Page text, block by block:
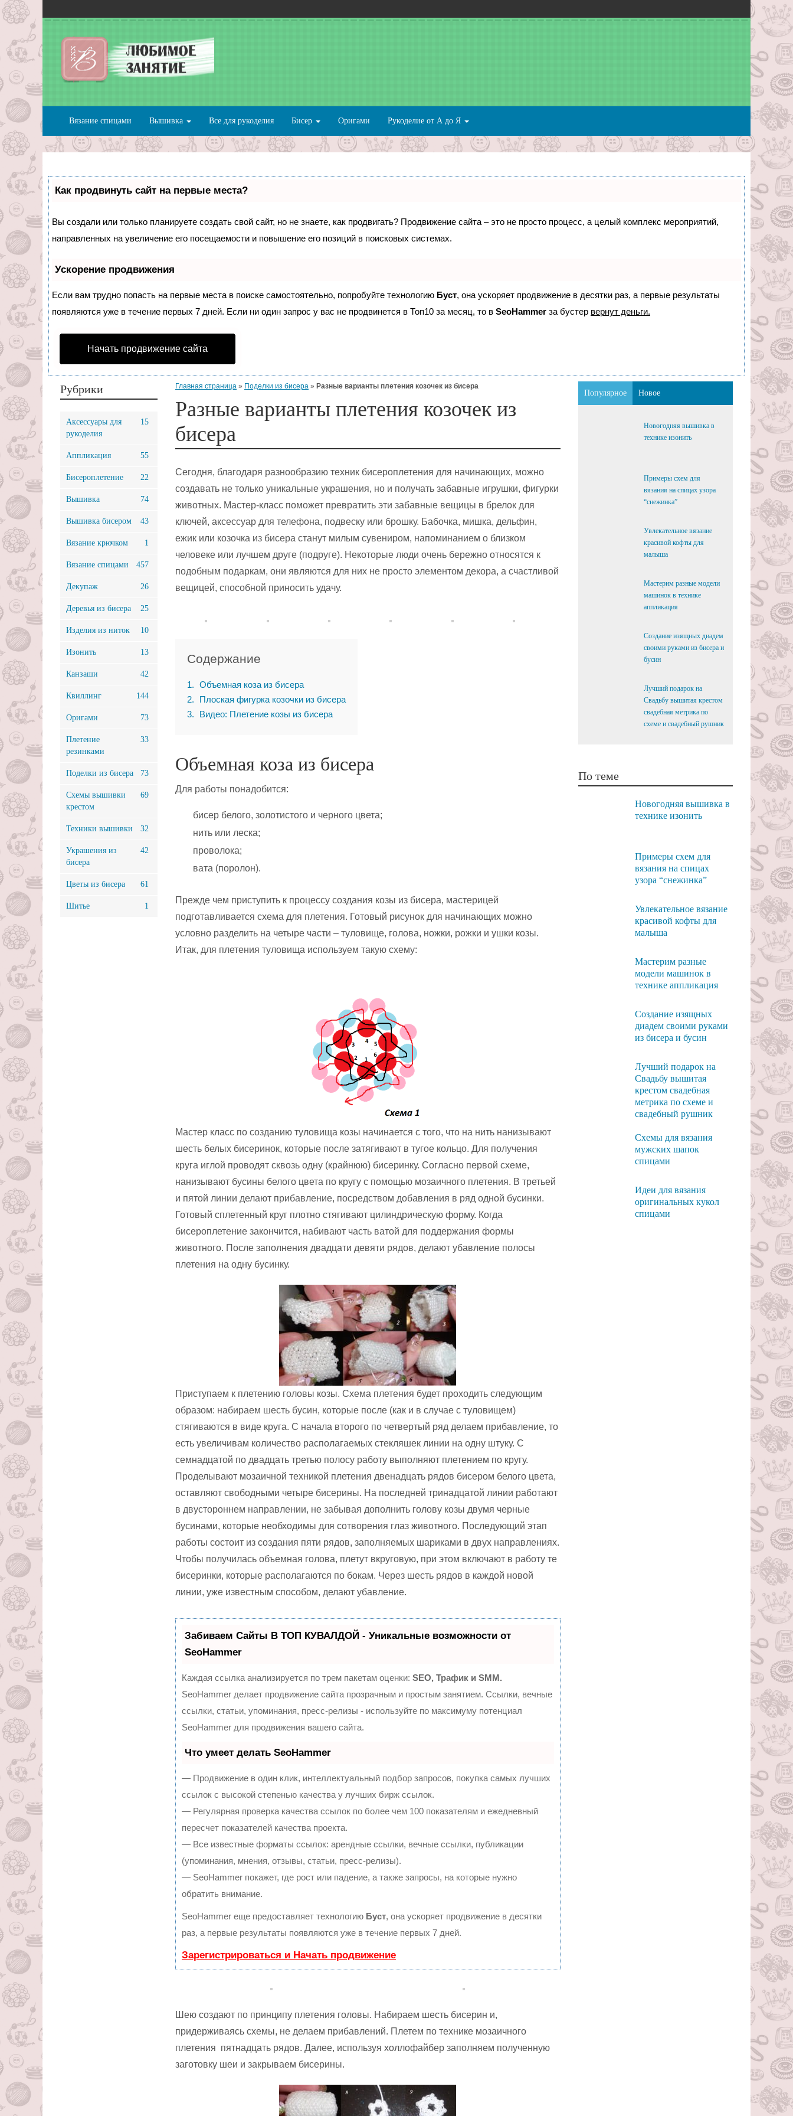
Вязание спицами Вышивка Все для рукоделия Бисер Оригами Рукоделие от А до Я
Как продвинуть сайт на первые места?
Вы создали или только планируете создать свой сайт, но не знаете, как продвигать? Продвижение сайта – это не просто процесс, а целый комплекс мероприятий,
направленных на увеличение его посещаемости и повышение его позиций в поисковых системах.
Ускорение продвижения
Если вам трудно попасть на первые места в поиске самостоятельно, попробуйте технологию Буст, она ускоряет продвижение в десятки раз, а первые результаты
появляются уже в течение первых 7 дней. Если ни один запрос у вас не продвинется в Топ10 за месяц, то в SeoHammer за бустер вернут деньги.
Начать продвижение сайта
Главная страница » Поделки из бисера » Разные варианты плетения козочек из бисера
Разные варианты плетения козочек из
бисера
Сегодня, благодаря разнообразию техник бисероплетения для начинающих, можно
создавать не только уникальные украшения, но и получать забавные игрушки, фигурки
животных. Мастер-класс поможет превратить эти забавные вещицы в брелок для
ключей, аксессуар для телефона, подвеску или брошку. Бабочка, мишка, дельфин,
ежик или козочка из бисера станут милым сувениром, напоминанием о близком
человеке или лучшем друге (подруге). Некоторые люди очень бережно относятся к
подобным подаркам, они являются для них не просто элементом декора, а счастливой
вещицей, способной приносить удачу.
Содержание
1
Объемная коза из бисера
2
Плоская фигурка козочки из бисера
3
Видео: Плетение козы из бисера
Объемная коза из бисера
Для работы понадобится:
бисер белого, золотистого и черного цвета;
нить или леска;
проволока;
вата (поролон).
Прежде чем приступить к процессу создания козы из бисера, мастерицей
подготавливается схема для плетения. Готовый рисунок для начинающих можно
условно разделить на четыре части – туловище, голова, ножки, рожки и ушки козы.
Итак, для плетения туловища используем такую схему:
Мастер класс по созданию туловища козы начинается с того, что на нить нанизывают
шесть белых бисеринок, которые после затягивают в тугое кольцо. Для получения
круга иглой проводят сквозь одну (крайнюю) бисеринку. Согласно первой схеме,
нанизывают бусины белого цвета по кругу с помощью мозаичного плетения. В третьей
и пятой линии делают прибавление, посредством добавления в ряд одной бусинки.
Готовый сплетенный круг плотно стягивают цилиндрическую форму. Когда
бисероплетение закончится, набивают часть ватой для поддержания формы
животного. После заполнения двадцати девяти рядов, делают убавление полосы
плетения на одну бусинку.
Приступаем к плетению головы козы. Схема плетения будет проходить следующим
образом: набираем шесть бусин, которые после (как и в случае с туловищем)
стягиваются в виде круга. С начала второго по четвертый ряд делаем прибавление, то
есть увеличивам количество располагаемых стекляшек линии на одну штуку. С
семнадцатой по двадцать третью полосу работу выполняют плетением по кругу.
Проделывают мозаичной техникой плетения двенадцать рядов бисером белого цвета,
оставляют свободными четыре бисерины. На последней тринадцатой линии работают
в двустороннем направлении, не забывая дополнить голову козы двумя черные
бусинами, которые необходимы для сотворения глаз животного. Последующий этап
работы состоит из создания пяти рядов, заполняемых шариками в двух направлениях.
Чтобы получилась объемная голова, плетут вкруговую, при этом включают в работу те
бисеринки, которые располагаются по бокам. Через шесть рядов в каждой новой
линии, уже известным способом, делают убавление.
Забиваем Сайты В ТОП КУВАЛДОЙ - Уникальные возможности от
SeoHammer
Каждая ссылка анализируется по трем пакетам оценки: SEO, Трафик и SMM.
SeoHammer делает продвижение сайта прозрачным и простым занятием. Ссылки, вечные
ссылки, статьи, упоминания, пресс-релизы - используйте по максимуму потенциал
SeoHammer для продвижения вашего сайта.
Что умеет делать SeoHammer
— Продвижение в один клик, интеллектуальный подбор запросов, покупка самых лучших
ссылок с высокой степенью качества у лучших бирж ссылок.
— Регулярная проверка качества ссылок по более чем 100 показателям и ежедневный
пересчет показателей качества проекта.
— Все известные форматы ссылок: арендные ссылки, вечные ссылки, публикации
(упоминания, мнения, отзывы, статьи, пресс-релизы).
— SeoHammer покажет, где рост или падение, а также запросы, на которые нужно
обратить внимание.
SeoHammer еще предоставляет технологию Буст, она ускоряет продвижение в десятки
раз, а первые результаты появляются уже в течение первых 7 дней.
Зарегистрироваться и Начать продвижение
Шею создают по принципу плетения головы. Набираем шесть бисерин и,
придерживаясь схемы, не делаем прибавлений. Плетем по технике мозаичного
плетения пятнадцать рядов. Далее, используя холлофайбер заполняем полученную
заготовку шеи и закрываем бисерины.
Популярное Новое
Новогодняя вышивка в
технике изонить
Примеры схем для
вязания на спицах узора
“снежинка”
Увлекательное вязание
красивой кофты для
малыша
Мастерим разные модели
машинок в технике
аппликация
Создание изящных диадем
своими руками из бисера и
бусин
Лучший подарок на
Свадьбу вышитая крестом
свадебная метрика по
схеме и свадебный рушник
По теме
Новогодняя вышивка в
технике изонить
Примеры схем для
вязания на спицах
узора “снежинка”
Увлекательное вязание
красивой кофты для
малыша
Мастерим разные
модели машинок в
технике аппликация
Создание изящных
диадем своими руками
из бисера и бусин
Лучший подарок на
Свадьбу вышитая
крестом свадебная
метрика по схеме и
свадебный рушник
Схемы для вязания
мужских шапок
спицами
Идеи для вязания
оригинальных кукол
спицами
Рубрики
Аксессуары для
рукоделия
15
Аппликация 55
Бисероплетение 22
Вышивка 74
Вышивка бисером 43
Вязание крючком 1
Вязание спицами 457
Декупаж 26
Деревья из бисера 25
Изделия из ниток 10
Изонить 13
Канзаши 42
Квиллинг 144
Оригами 73
Плетение
резинками
33
Поделки из бисера 73
Схемы вышивки
крестом
69
Техники вышивки 32
Украшения из
бисера
42
Цветы из бисера 61
Шитье 1